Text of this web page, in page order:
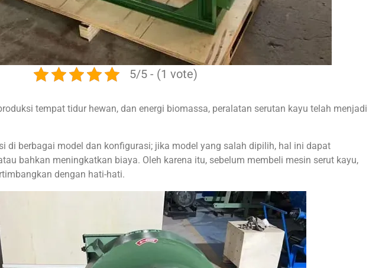
5/5 - (1 vote)
tempat tidur hewan, dan energi biomassa, peralatan serutan kayu telah menjadi
di berbagai model dan konfigurasi; jika model yang salah dipilih, hal ini dapat
bahkan meningkatkan biaya. Oleh karena itu, sebelum membeli mesin serut kayu,
dengan hati-hati.